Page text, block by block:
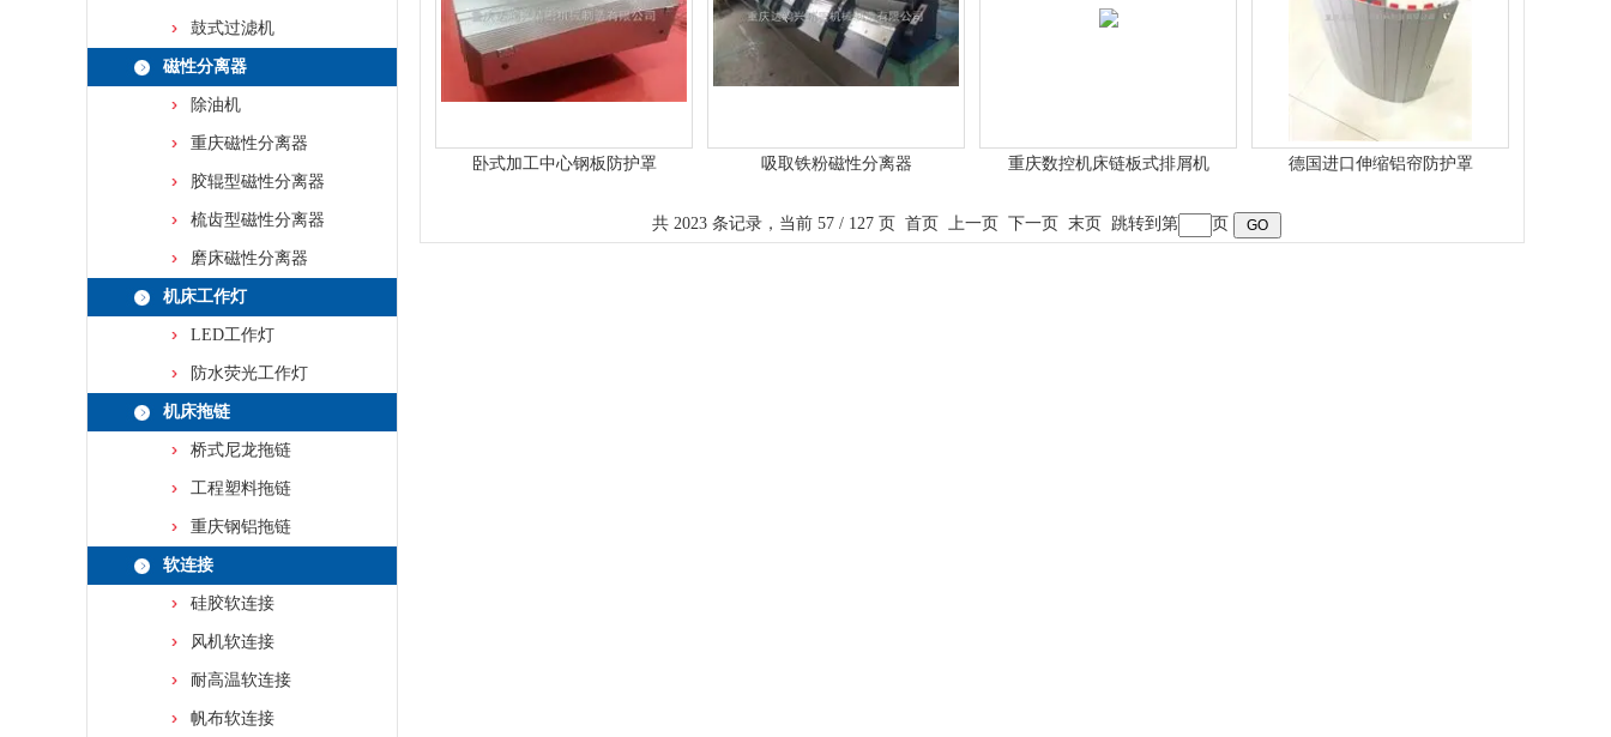
鼓式过滤机
磁性分离器
除油机
重庆磁性分离器
胶辊型磁性分离器
梳齿型磁性分离器
磨床磁性分离器
机床工作灯
LED工作灯
防水荧光工作灯
机床拖链
桥式尼龙拖链
工程塑料拖链
重庆钢铝拖链
软连接
硅胶软连接
风机软连接
耐高温软连接
帆布软连接
卧式加工中心钢板防护罩 吸取铁粉磁性分离器 重庆数控机床链板式排屑机 德国进口伸缩铝帘防护罩
共 2023 条记录，当前 57 / 127 页 首页 上一页 下一页 末页 跳转到第 页